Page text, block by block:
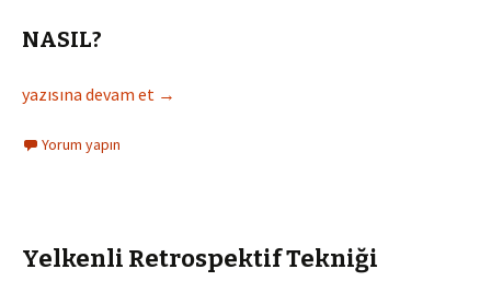
NASIL?
Memnuniyet ve Yarar Retrospektif Tekniği
yazısına devam et →
Yorum yapın
Yelkenli Retrospektif Tekniği